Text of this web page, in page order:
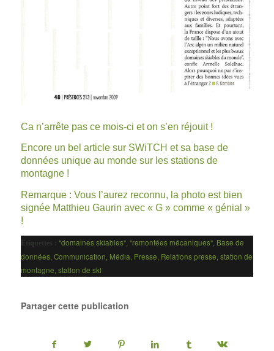
Ca n’arrête pas ce mois-ci et on s’en réjouit !
Encore un bel article sur SWiTCH et sa base de
données unique au monde sur les stations de
montagne !
Remarque : Vous l’aurez reconnu, la photo est bien
signée Matthieu Gaurin avec « G » comme « génial »
!
Etiquettes : "domaines skiables", "remontées mécaniques", Base de
données, Communication, Média, Presse, Relations presse, station de
montagne, station de ski
Partager cette publication